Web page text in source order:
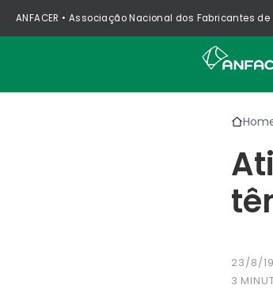
ANFACER • Associação Nacional dos Fabricantes
23/8/19
3